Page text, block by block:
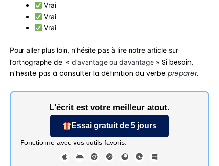
Vrai
Vrai
Vrai
Pour aller plus loin, n’hésite pas à lire notre article sur
l’orthographe de « d’avantage ou davantage » Si besoin,
n’hésite pas à consulter la définition du verbe préparer.
L'écrit est votre meilleur atout.
Essai gratuit de 5 jours
Fonctionne avec vos outils favoris.